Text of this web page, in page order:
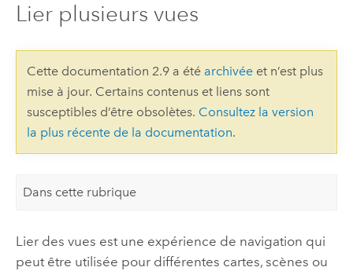
Lier plusieurs vues
Cette documentation 2.9 a été archivéeet n’est plus
mise à jour. Certains contenus et liens sont
susceptibles d’être obsolètes. Consultez la version
la plus récente de la documentation.
Dans cette rubrique
Lier des vues est une expérience de navigation qui
peut être utilisée pour différentes cartes, scènes ou